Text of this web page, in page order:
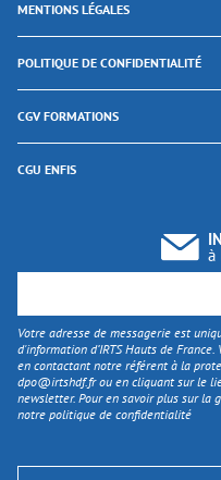
MENTIONS LÉGALES
POLITIQUE DE CONFIDENTIALITÉ
CGV FORMATIONS
CGU ENFIS
à
Votre adresse de messagerie est
d'information d’IRTS Hauts de
en contactant notre référent à la
dpo@irtshdf.frou en cliquant sur le
newsletter. Pour en savoir plus sur la
notre politique de confidentialité